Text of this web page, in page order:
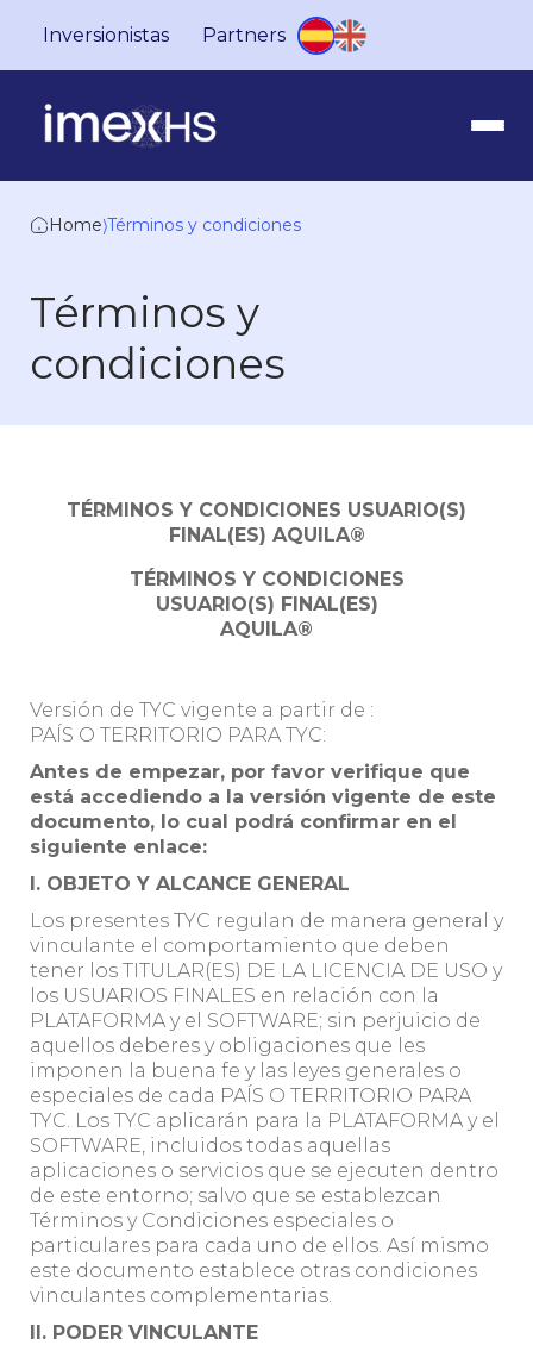
Inversionistas Partners
Home⟩Términos y condiciones
Términos y
condiciones
TÉRMINOS Y CONDICIONES USUARIO(S)
FINAL(ES) AQUILA®
TÉRMINOS Y CONDICIONES
USUARIO(S) FINAL(ES)
AQUILA®
Versión de TYC vigente a partir de :
PAÍS O TERRITORIO PARA TYC:
Antes de empezar, por favor verifique que
está accediendo a la versión vigente de este
documento, lo cual podrá confirmar en el
siguiente enlace:
I. OBJETO Y ALCANCE GENERAL
Los presentes TYC regulan de manera general y
vinculante el comportamiento que deben
tener los TITULAR(ES) DE LA LICENCIA DE USO y
los USUARIOS FINALES en relación con la
PLATAFORMA y el SOFTWARE; sin perjuicio de
aquellos deberes y obligaciones que les
imponen la buena fe y las leyes generales o
especiales de cada PAÍS O TERRITORIO PARA
TYC. Los TYC aplicarán para la PLATAFORMA y el
SOFTWARE, incluidos todas aquellas
aplicaciones o servicios que se ejecuten dentro
de este entorno; salvo que se establezcan
Términos y Condiciones especiales o
particulares para cada uno de ellos. Así mismo
este documento establece otras condiciones
vinculantes complementarias.
II. PODER VINCULANTE